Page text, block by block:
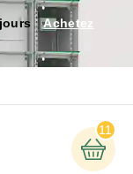
Achetez
11